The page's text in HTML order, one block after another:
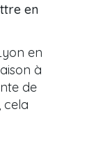
en
en
à
de
cela